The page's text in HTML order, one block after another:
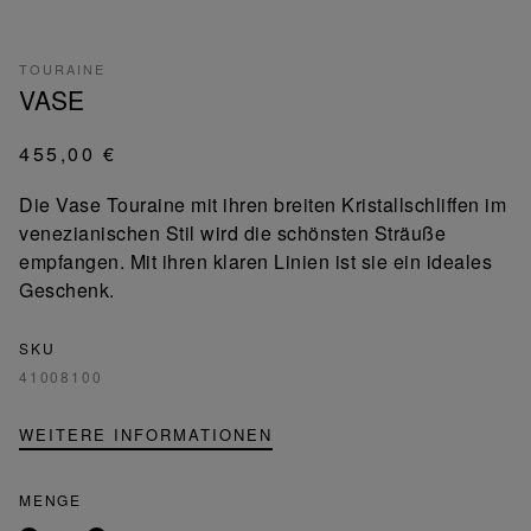
TOURAINE
VASE
455,00 €
Die Vase Touraine mit ihren breiten Kristallschliffen im
venezianischen Stil wird die schönsten Sträuße
empfangen. Mit ihren klaren Linien ist sie ein ideales
Geschenk.
SKU
41008100
WEITERE INFORMATIONEN
MENGE